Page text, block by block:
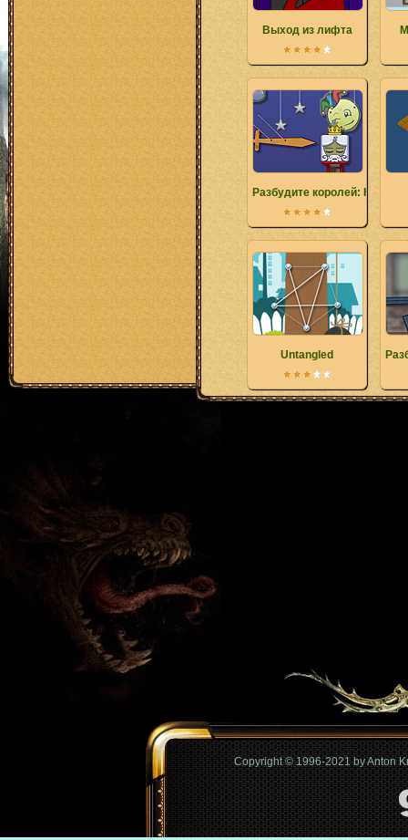
Выход из лифта
Разбудите королей: Новые
Untangled
Copyright © 1996-2021 by Anton